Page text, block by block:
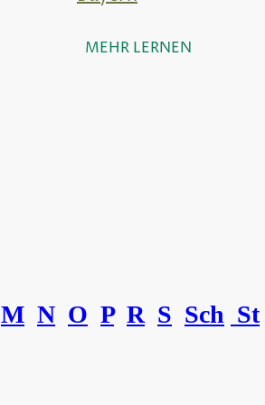
MEHR LERNEN
M N O P R S Sch St